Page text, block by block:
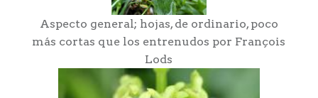
Aspecto general; hojas, de ordinario, poco
más cortas que los entrenudos por François
Lods